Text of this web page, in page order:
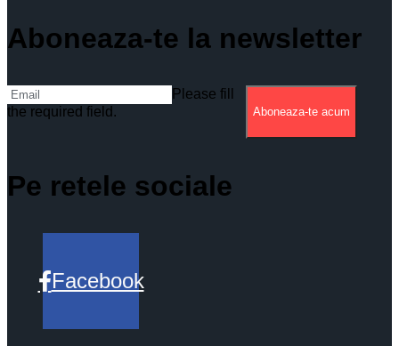
Aboneaza-te la newsletter
Please fill
the required field.
Aboneaza-te acum
Pe retele sociale
Facebook